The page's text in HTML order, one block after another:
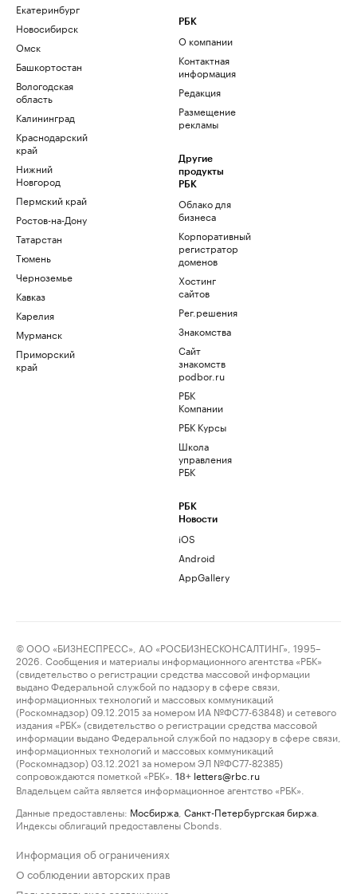
Екатеринбург
Новосибирск
Омск
Башкортостан
Вологодская
область
Калининград
Краснодарский
край
Нижний
Новгород
Пермский край
Ростов-на-Дону
Татарстан
Тюмень
Черноземье
Кавказ
Карелия
Мурманск
Приморский
край
РБК
О компании
Контактная
информация
Редакция
Размещение
рекламы
Другие
продукты
РБК
Облако для
бизнеса
Корпоративный
регистратор
доменов
Хостинг
сайтов
Рег.решения
Знакомства
Сайт
знакомств
podbor.ru
РБК
Компании
РБК Курсы
Школа
управления
РБК
РБК
Новости
iOS
Android
AppGallery
© ООО «БИЗНЕСПРЕСС», АО «РОСБИЗНЕСКОНСАЛТИНГ», 1995–
2026. Сообщения и материалы информационного агентства «РБК»
(свидетельство о регистрации средства массовой информации
выдано Федеральной службой по надзору в сфере связи,
информационных технологий и массовых коммуникаций
(Роскомнадзор) 09.12.2015 за номером ИА №ФС77-63848) и сетевого
издания «РБК» (свидетельство о регистрации средства массовой
информации выдано Федеральной службой по надзору в сфере связи,
информационных технологий и массовых коммуникаций
(Роскомнадзор) 03.12.2021 за номером ЭЛ №ФС77-82385)
сопровождаются пометкой «РБК».
18+ letters@rbc.ru
Владельцем сайта является информационное агентство «РБК».
Данные предоставлены: Мосбиржа Санкт-Петербургская биржа
Индексы облигаций предоставлены Cbonds.
Информация об ограничениях
О соблюдении авторских прав